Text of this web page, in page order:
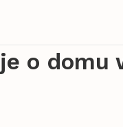
o domu